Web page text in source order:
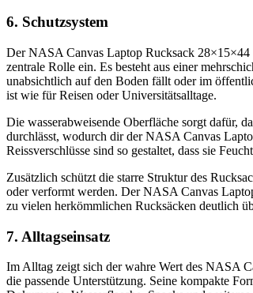
6. Schutzsystem
Der NASA Canvas Laptop Rucksack 28×15×44
zentrale Rolle ein. Es besteht aus einer
unabsichtlich auf den Boden fällt oder im
ist wie für Reisen oder Universitätsalltage.
Die wasserabweisende Oberfläche sorgt dafür,
durchlässt, wodurch dir der NASA Canvas
Reissverschlüsse sind so gestaltet, dass sie
Zusätzlich schützt die starre Struktur des
oder verformt werden. Der NASA Canvas
zu vielen herkömmlichen Rucksäcken deutlich
7. Alltagseinsatz
Im Alltag zeigt sich der wahre Wert des NASA
die passende Unterstützung. Seine kompakte